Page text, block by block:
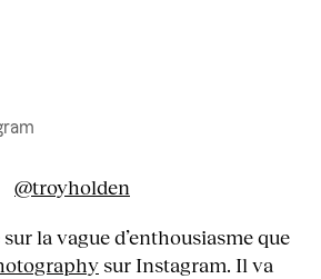
@troyholden
la vague d’enthousiasme que
sur Instagram. Il va